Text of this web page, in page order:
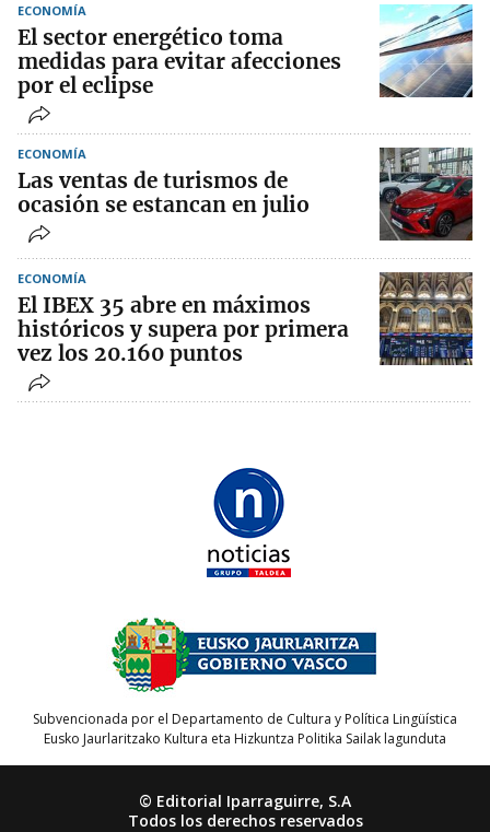
ECONOMÍA
El sector energético toma
medidas para evitar afecciones
por el eclipse
ECONOMÍA
Las ventas de turismos de
ocasión se estancan en julio
ECONOMÍA
El IBEX 35 abre en máximos
históricos y supera por primera
vez los 20.160 puntos
Subvencionada por el Departamento de Cultura y Política Lingüística
Eusko Jaurlaritzako Kultura eta Hizkuntza Politika Sailak lagunduta
© Editorial Iparraguirre, S.A
Todos los derechos reservados